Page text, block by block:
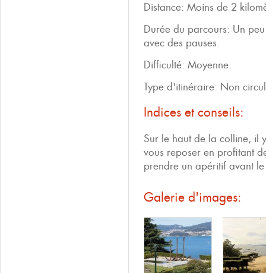
Distance: Moins de 2
Durée du parcours: Un
avec des pauses.
Difficulté: Moyenne.
Type d'itinéraire: Non
Indices et conseils:
Sur le haut de la colline, il
vous reposer en profitant
prendre un apéritif avant
Galerie d'images: